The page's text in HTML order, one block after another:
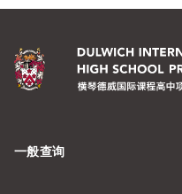
一般查询